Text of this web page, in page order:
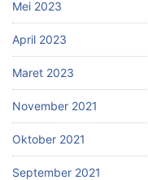
Mei 2023
April 2023
Maret 2023
November 2021
Oktober 2021
September 2021